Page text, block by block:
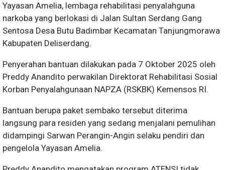
Yayasan Amelia, lembaga rehabilitasi penyalahguna
narkoba yang berlokasi di Jalan Sultan Serdang Gang
Sentosa Desa Butu Badimbar Kecamatan Tanjungmorawa
Kabupaten Deliserdang.
Penyerahan bantuan dilakukan pada 7 Oktober 2025 oleh
Preddy Anandito perwakilan Direktorat Rehabilitasi Sosial
Korban Penyalahgunaan NAPZA (RSKBK) Kemensos RI.
Bantuan berupa paket sembako tersebut diterima
langsung para residen yang sedang menjalani pemulihan
didampingi Sarwan Perangin-Angin selaku pendiri dan
pengelola Yayasan Amelia.